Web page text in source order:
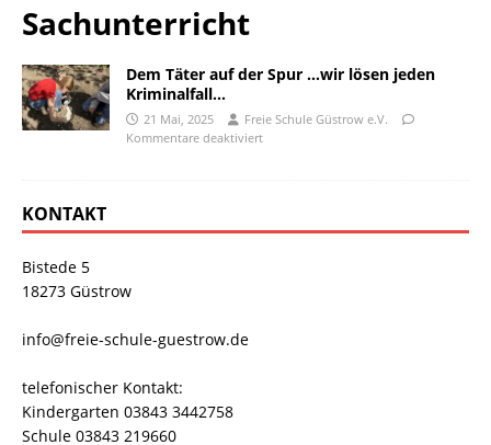
Sachunterricht
Dem Täter auf der Spur …wir lösen jeden
Kriminalfall…
21 Mai, 2025
Freie Schule Güstrow e.V.
Kommentare deaktiviert
KONTAKT
Bistede 5
18273 Güstrow
info@freie-schule-guestrow.de
telefonischer Kontakt:
Kindergarten 03843 3442758
Schule 03843 219660